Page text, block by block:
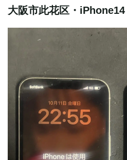
大阪市此花区・